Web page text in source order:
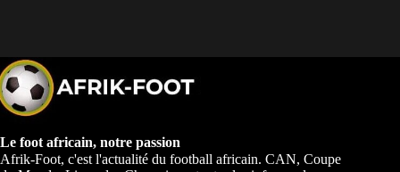
Le foot africain, notre passion
Afrik-Foot, c'est l'actualité du football africain. CAN, Coupe